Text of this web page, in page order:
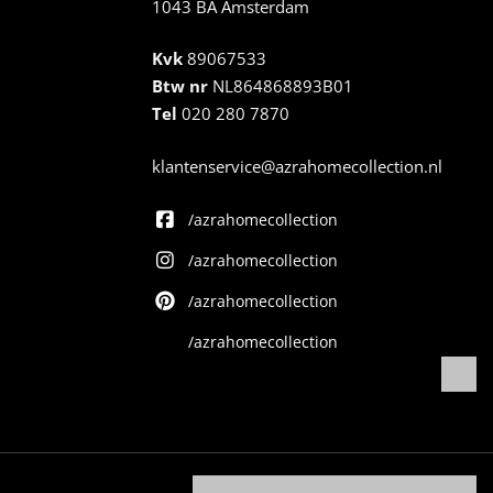
1043 BA Amsterdam
Kvk 89067533
Btw nr NL864868893B01
Tel 020 280 7870
klantenservice@azrahomecollection.nl
/azrahomecollection
/azrahomecollection
/azrahomecollection
/azrahomecollection